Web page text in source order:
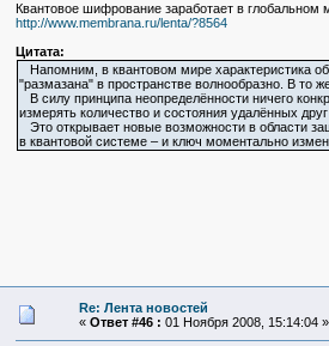
Квантовое шифрование заработает в глобальном
http://www.membrana.ru/lenta/?8564
Цитата:
Напомним, в квантовом мире характеристика
"размазана" в пространстве волнообразно. В то
В силу принципа неопределённости ничего
измерять количество и состояния удалённых
Это открывает новые возможности в области
в квантовой системе – и ключ моментально
Re: Лента новостей
« Ответ #46 : 01 Ноября 2008, 15:14:04 »